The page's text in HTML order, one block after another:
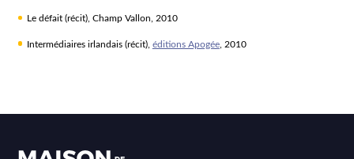
Le défait(récit), Champ Vallon, 2010
Intermédiaires irlandais(récit), éditions Apogée, 2010